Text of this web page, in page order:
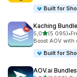
Built for
Kaching
5,0z 5 hvězd
(5 095)
Celkový počet•
Boost AOV
Built for
AOV.ai